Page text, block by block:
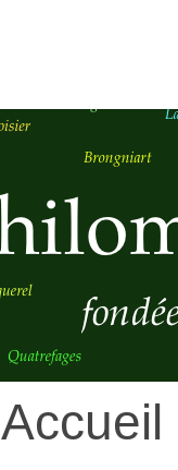
Accueil